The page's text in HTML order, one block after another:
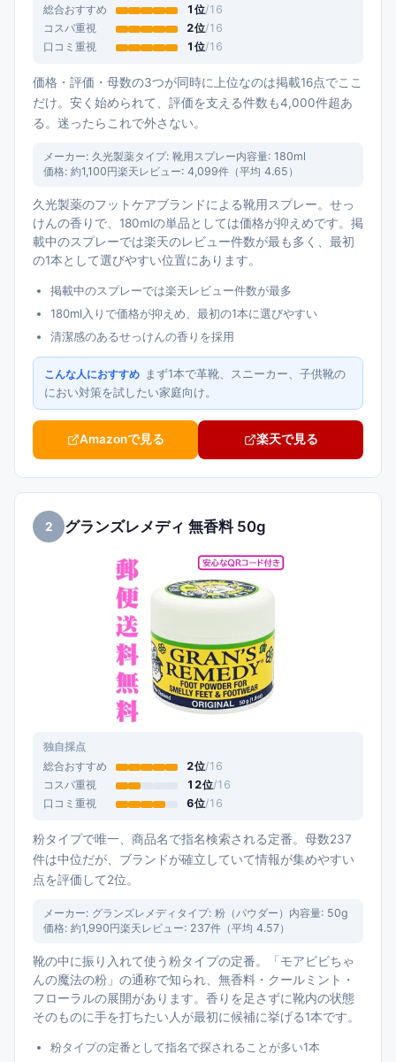
総合おすすめ 1 位/16
コスパ重視
2位/16
口コミ重視
1 位/16
価格・評価・母数の3つが同時に上位なのは掲載16点でここ
だけ。安く始められて、評価を支える件数も4,000件超あ
る。迷ったらこれで外さない。
メーカー: 久光製薬タイプ: 靴用スプレー内容量: 180ml
価格: 約1,100円楽天レビュー: 4,099件（平均 4.65 ）
久光製薬のフットケアブランドによる靴用スプレー。せっ
けんの香りで、180mlの単品としては価格が抑えめです。掲
載中のスプレーでは楽天のレビュー件数が最も多く、最初
の1本として選びやすい位置にあります。
掲載中のスプレーでは楽天レビュー件数が最多
180ml入りで価格が抑えめ、最初の1本に選びやすい
清潔感のあるせっけんの香りを採用
こんな人におすすめ まず1本で革靴、スニーカー、子供靴の
におい対策を試したい家庭向け。
Amazonで見る 楽天で見る
2 グランズレメディ 無香料 50g
独自採点
総合おすすめ 2位/16
コスパ重視
12位/16
口コミ重視
6位/16
粉タイプで唯一、商品名で指名検索される定番。母数237
件は中位だが、ブランドが確立していて情報が集めやすい
点を評価して2位。
メーカー: グランズレメディ タイプ: 粉（パウダー） 内容量: 50g
価格: 約1,990円楽天レビュー: 237件（平均 4.57）
靴の中に振り入れて使う粉タイプの定番。「モアビビちゃ
んの魔法の粉」の通称で知られ、無香料・クールミント・
フローラルの展開があります。香りを足さずに靴内の状態
そのものに手を打ちたい人が最初に候補に挙げる1本です。
粉タイプの定番として指名で探されることが多い1本